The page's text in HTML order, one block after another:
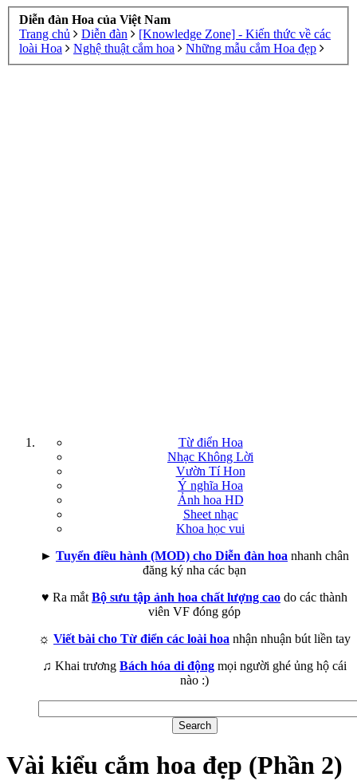
Diễn đàn Hoa của Việt Nam
Trang chủ
Diễn đàn
[Knowledge Zone] - Kiến thức về các
loài Hoa
Nghệ thuật cắm hoa Những mẫu cắm Hoa đẹp
Từ điển Hoa
Nhạc Không Lời
Vườn Tí Hon
Ý nghĩa Hoa
Ảnh hoa HD
Sheet nhạc
Khoa học vui
► Tuyển điều hành (MOD) cho Diễn đàn hoa nhanh chân
đăng ký nha các bạn
♥ Ra mắt Bộ sưu tập ảnh hoa chất lượng cao do các thành
viên VF đóng góp
☼ Viết bài cho Từ điển các loài hoa nhận nhuận bút liền tay
♫ Khai trương Bách hóa di động mọi người ghé ủng hộ cái
nào :)
Vài kiểu cắm hoa đẹp (Phần 2)